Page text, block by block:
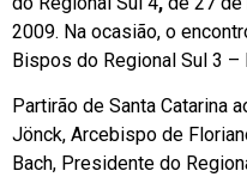
2009. Na ocasião, o
Bispos do Regional Sul 3 –
Partirão de Santa Catarina
Jönck, Arcebispo de
Bach, Presidente do